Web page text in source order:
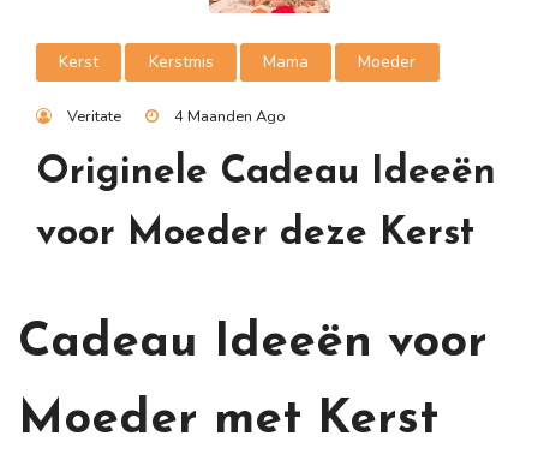
Kerst Kerstmis Mama Moeder
Veritate 4 Maanden Ago
Originele Cadeau Ideeën
voor Moeder deze Kerst
Cadeau Ideeën voor
Moeder met Kerst